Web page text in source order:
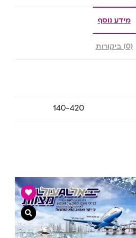
מידע נוסף
(0) ביקורות
140-420
צפייה